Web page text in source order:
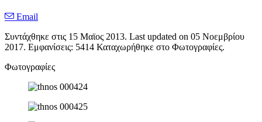
Email
Συντάχθηκε στις 15 Μαϊος 2013. Last updated on 05 Νοεμβρίου
2017. Εμφανίσεις: 5414 Καταχωρήθηκε στο Φωτογραφίες.
Φωτογραφίες